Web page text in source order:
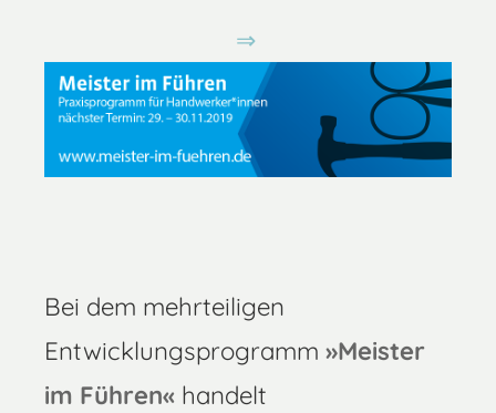
Bei dem mehrteiligen
Entwicklungsprogramm »Meister
im Führen« handelt